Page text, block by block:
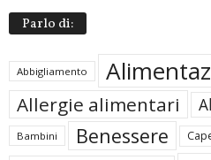
Parlo di:
Abbigliamento
Allergie alimentari
Bambini Benessere